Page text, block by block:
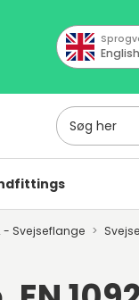
Søg her
- Svejseflange